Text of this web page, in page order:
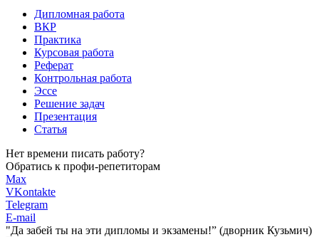
Дипломная работа
ВКР
Практика
Курсовая работа
Реферат
Контрольная работа
Эссе
Решение задач
Презентация
Статья
Нет времени писать работу?
Обратись к профи-репетиторам
Max
VKontakte
Telegram
E-mail
"Да забей ты на эти дипломы и экзамены!” (дворник Кузьмич)